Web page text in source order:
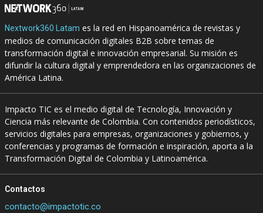
Nextwork360 Latam es la red en Hispanoamérica de revistas y
medios de comunicación digitales B2B sobre temas de
transformación digital e innovación empresarial. Su misión es
difundir la cultura digital y emprendedora en las organizaciones de
América Latina.
Impacto TIC es el medio digital de Tecnología, Innovación y
Ciencia más relevante de Colombia. Con contenidos periodísticos,
servicios digitales para empresas, organizaciones y gobiernos, y
conferencias y programas de formación e inspiración, aporta a la
Transformación Digital de Colombia y Latinoamérica.
Contactos
contacto@impactotic.co